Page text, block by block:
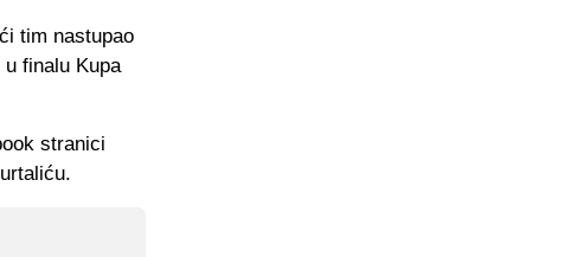
tim nastupao
finalu Kupa
stranici